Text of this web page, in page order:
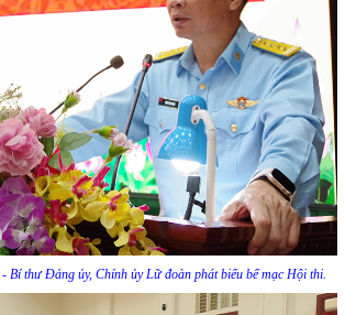
thư Đảng ủy, Chính ủy Lữ đoàn phát biểu bế mạc Hội thi.